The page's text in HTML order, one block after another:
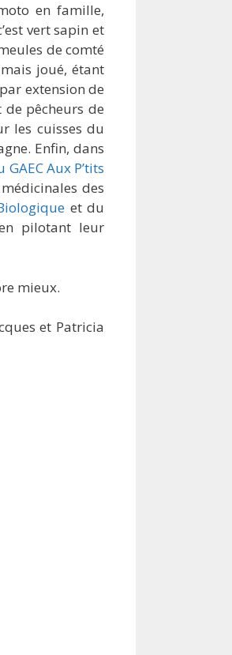
en famille,
vert sapin et
de comté
joué, étant
extension de
pêcheurs de
les cuisses du
Enfin, dans
Aux P’tits
des
et du
pilotant leur
mieux.
et Patricia